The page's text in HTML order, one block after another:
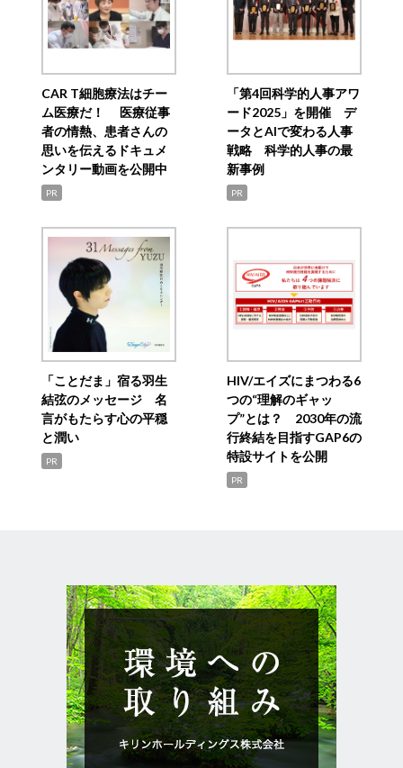
CAR T細胞療法はチー
ム医療だ！ 医療従事
者の情熱、患者さんの
思いを伝えるドキュメ
ンタリー動画を公開中
PR
「第4回科学的人事アワ
ード2025」を開催 デ
ータとAIで変わる人事
戦略 科学的人事の最
新事例
PR
「ことだま」宿る羽生
結弦のメッセージ 名
言がもたらす心の平穏
と潤い
PR
HIV/エイズにまつわる6
つの“理解のギャッ
プ”とは？ 2030年の流
行終結を目指すGAP6の
特設サイトを公開
PR